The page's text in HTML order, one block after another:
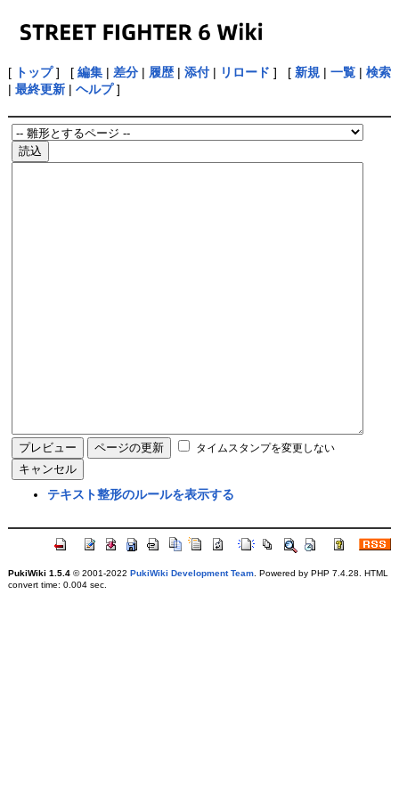
[ トップ] [ 編集| 差分| 履歴| 添付| リロード ] [ 新規| 一覧| 検索
| 最終更新| ヘルプ]
タイムスタンプを変更しない
テキスト整形のルールを表示する
PukiWiki 1.5.4© 2001-2022 PukiWiki Development Team. Powered by PHP 7.4.28. HTML
convert time: 0.004 sec.